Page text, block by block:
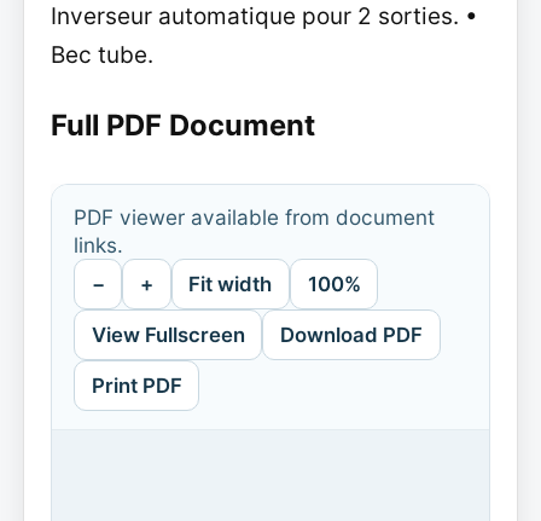
Inverseur automatique pour 2 sorties. •
Bec tube.
Full PDF Document
PDF viewer available from document
links.
− + Fit width 100%
View Fullscreen Download PDF
Print PDF